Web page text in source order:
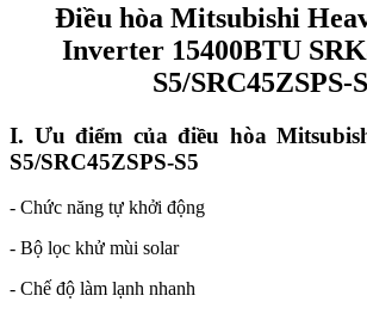
Điều hòa Mitsubishi
Inverter 15400BTU
S5/SRC45ZSPS-
I. Ưu điểm của điều hòa
S5/SRC45ZSPS-S5
- Chức năng tự khởi động
- Bộ lọc khử mùi solar
- Chế độ làm lạnh nhanh